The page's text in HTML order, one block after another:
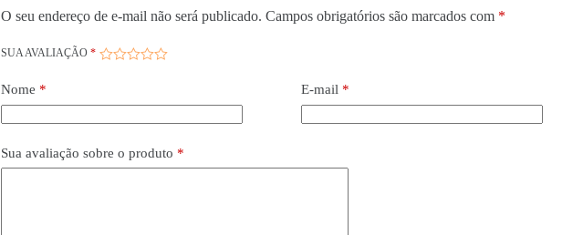
O seu endereço de e-mail não será publicado. Campos obrigatórios são marcados com *
SUA AVALIAÇÃO *
Nome * E-mail*
Sua avaliação sobre o produto *